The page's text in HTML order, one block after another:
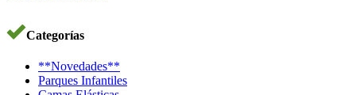
Categorías
**Novedades**
Parques Infantiles